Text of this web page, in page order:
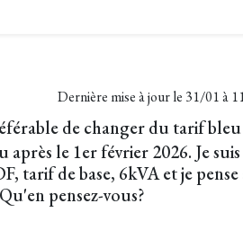
Dernière mise à jour le 31/01 à
de changer du tarif bleu
le 1er février 2026. Je suis
tarif de base, 6kVA et je pense
pensez-vous?